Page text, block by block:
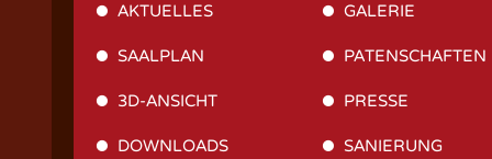
AKTUELLES
SAALPLAN
3D-ANSICHT
DOWNLOADS
GALERIE
PATENSCHAFTEN
PRESSE
SANIERUNG